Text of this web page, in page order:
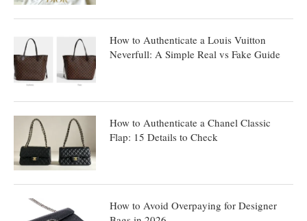
How to Authenticate a Louis Vuitton
Neverfull: A Simple Real vs Fake Guide
How to Authenticate a Chanel Classic
Flap: 15 Details to Check
How to Avoid Overpaying for Designer